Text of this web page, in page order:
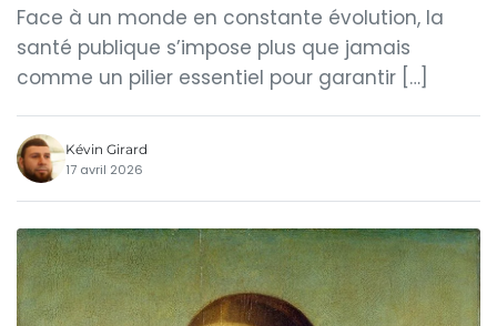
Face à un monde en constante évolution, la
santé publique s’impose plus que jamais
comme un pilier essentiel pour garantir […]
Kévin Girard
17 avril 2026